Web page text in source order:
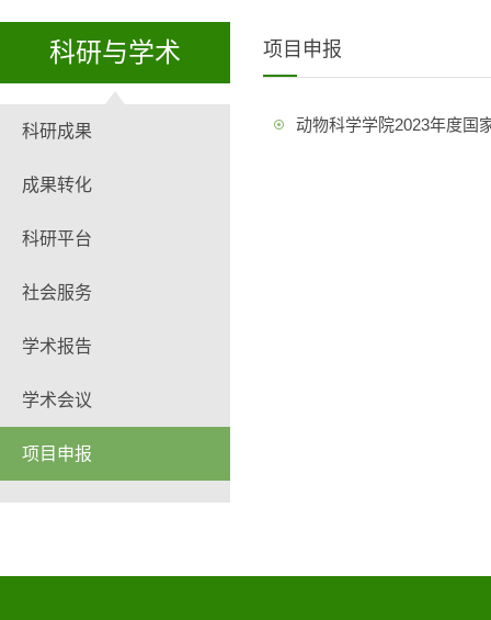
科研与学术
科研成果
成果转化
科研平台
社会服务
学术报告
学术会议
项目申报
项目申报
动物科学学院2023年度国